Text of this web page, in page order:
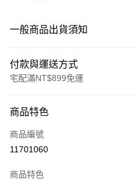
一般商品出貨須知
付款與運送方式
宅配滿NT$899免運
信用卡一次付款
LINE Pay
商品特色
商品編號
11701060
商品特色